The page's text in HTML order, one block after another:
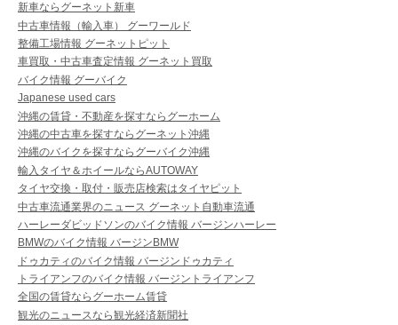
新車ならグーネット新車
中古車情報（輸入車） グーワールド
整備工場情報 グーネットピット
車買取・中古車査定情報 グーネット買取
バイク情報 グーバイク
Japanese used cars
沖縄の賃貸・不動産を探すならグーホーム
沖縄の中古車を探すならグーネット沖縄
沖縄のバイクを探すならグーバイク沖縄
輸入タイヤ＆ホイールならAUTOWAY
タイヤ交換・取付・販売店検索はタイヤピット
中古車流通業界のニュース グーネット自動車流通
ハーレーダビッドソンのバイク情報 バージンハーレー
BMWのバイク情報 バージンBMW
ドゥカティのバイク情報 バージンドゥカティ
トライアンフのバイク情報 バージントライアンフ
全国の賃貸ならグーホーム賃貸
観光のニュースなら観光経済新聞社